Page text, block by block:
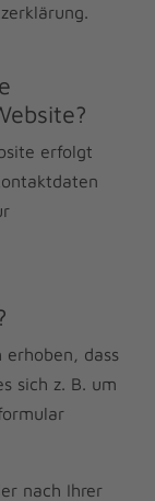
erfolgt
erhoben, dass
sich z. B. um
nach Ihrer